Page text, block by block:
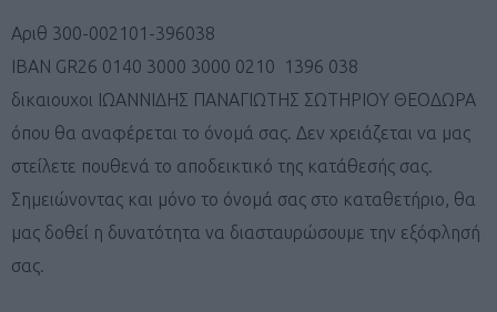
Αριθ 300-002101-396038
IBAN GR26 0140 3000 3000 0210 1396 038
δικαιουχοι ΙΩΑΝΝΙΔΗΣ ΠΑΝΑΓΙΩΤΗΣ ΣΩΤΗΡΙΟΥ ΘΕΟΔΩΡΑ
όπου θα αναφέρεται το όνομά σας. Δεν χρειάζεται να μας
στείλετε πουθενά το αποδεικτικό της κατάθεσής σας.
Σημειώνοντας και μόνο το όνομά σας στο καταθετήριο, θα
μας δoθεί η δυνατότητα να διασταυρώσουμε την εξόφλησή
σας.